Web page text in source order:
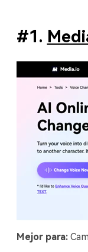
#1.
Mejor para: